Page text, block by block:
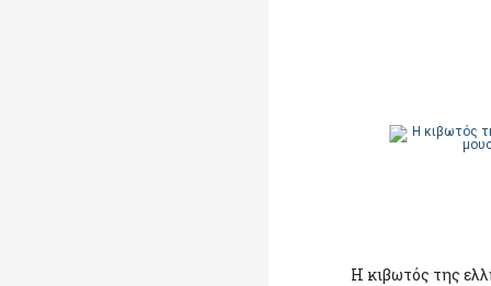
Η κιβωτός της